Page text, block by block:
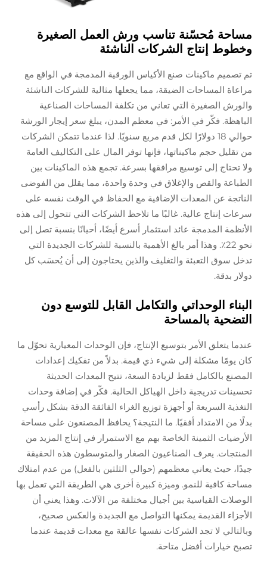
مساحة مُحسّنة تناسب ورش العمل الصغيرة
وخطوط إنتاج الشركات الناشئة
تم تصميم ماكينات صنع الأكياس الورقية المدمجة في الواقع مع
مراعاة المساحات الضيقة، مما يجعلها مثالية للشركات الناشئة
والورش الصغيرة التي تعاني من تكلفة المساحات الصناعية
الباهظة. فكّر في الأمر: في معظم المدن، يبلغ سعر إيجار الورشة
حوالي 18 دولارًا لكل قدم مربع سنويًا. لذا عندما تتمكن الشركات
من تقليل حجم ماكيناتها، فإنها توفر المال على التكاليف العامة
ولا تحتاج إلى توسيع مرافقها بسرعة. تجمع هذه الماكينات بين
الطباعة والقص والإغلاق في وحدة واحدة، مما يقلل من الفوضى
الناتجة عن المعدات الإضافية مع الحفاظ في الوقت نفسه على
سرعات إنتاج عالية. غالبًا ما تلاحظ الشركات التي تتحول إلى هذه
الأنظمة المدمجة عائد استثمار أسرع أيضًا، أحيانًا بنسبة تصل إلى
نحو 22٪. وهذا أمر بالغ الأهمية بالنسبة للشركات الجديدة التي
تدخل سوق التعبئة والتغليف والذين يحتاجون إلى أن يُحسَب كل
دولار بدقة.
البناء الوحداتي والتكامل القابل للتوسع دون
التضحية بالمساحة
عندما يتعلق الأمر بتوسيع الإنتاج، فإن الوحدات المعيارية تحوّل ما
كان يومًا مشكلة إلى شيء ذي قيمة. بدلاً من تفكيك إعدادات
المصنع بالكامل فقط لزيادة السعة، تتيح المعدات الحديثة
تحسينات تدريجية داخل الهياكل الحالية. فكّر في إضافة وحدات
التغذية السريعة أو أجهزة توزيع الغراء الفائقة الدقة بشكل رأسي
بدلًا من الامتداد أفقيًا. ما النتيجة؟ يحافظ المصنعون على مساحة
الأرضيات الثمينة الخاصة بهم مع الاستمرار في إنتاج المزيد من
المنتجات. يعرف الصناعيون الصغار والمتوسطون هذه الحقيقة
جيدًا، حيث يعاني معظمهم (حوالي الثلثين بالفعل) من عدم امتلاك
مساحة كافية للنمو. وميزة كبيرة أخرى هي الطريقة التي تعمل بها
الوصلات القياسية بين أجيال مختلفة من الآلات. وهذا يعني أن
الأجزاء القديمة يمكنها التواصل مع الجديدة والعكس صحيح،
وبالتالي لا تجد الشركات نفسها عالقة مع معدات قديمة عندما
تصبح خيارات أفضل متاحة.